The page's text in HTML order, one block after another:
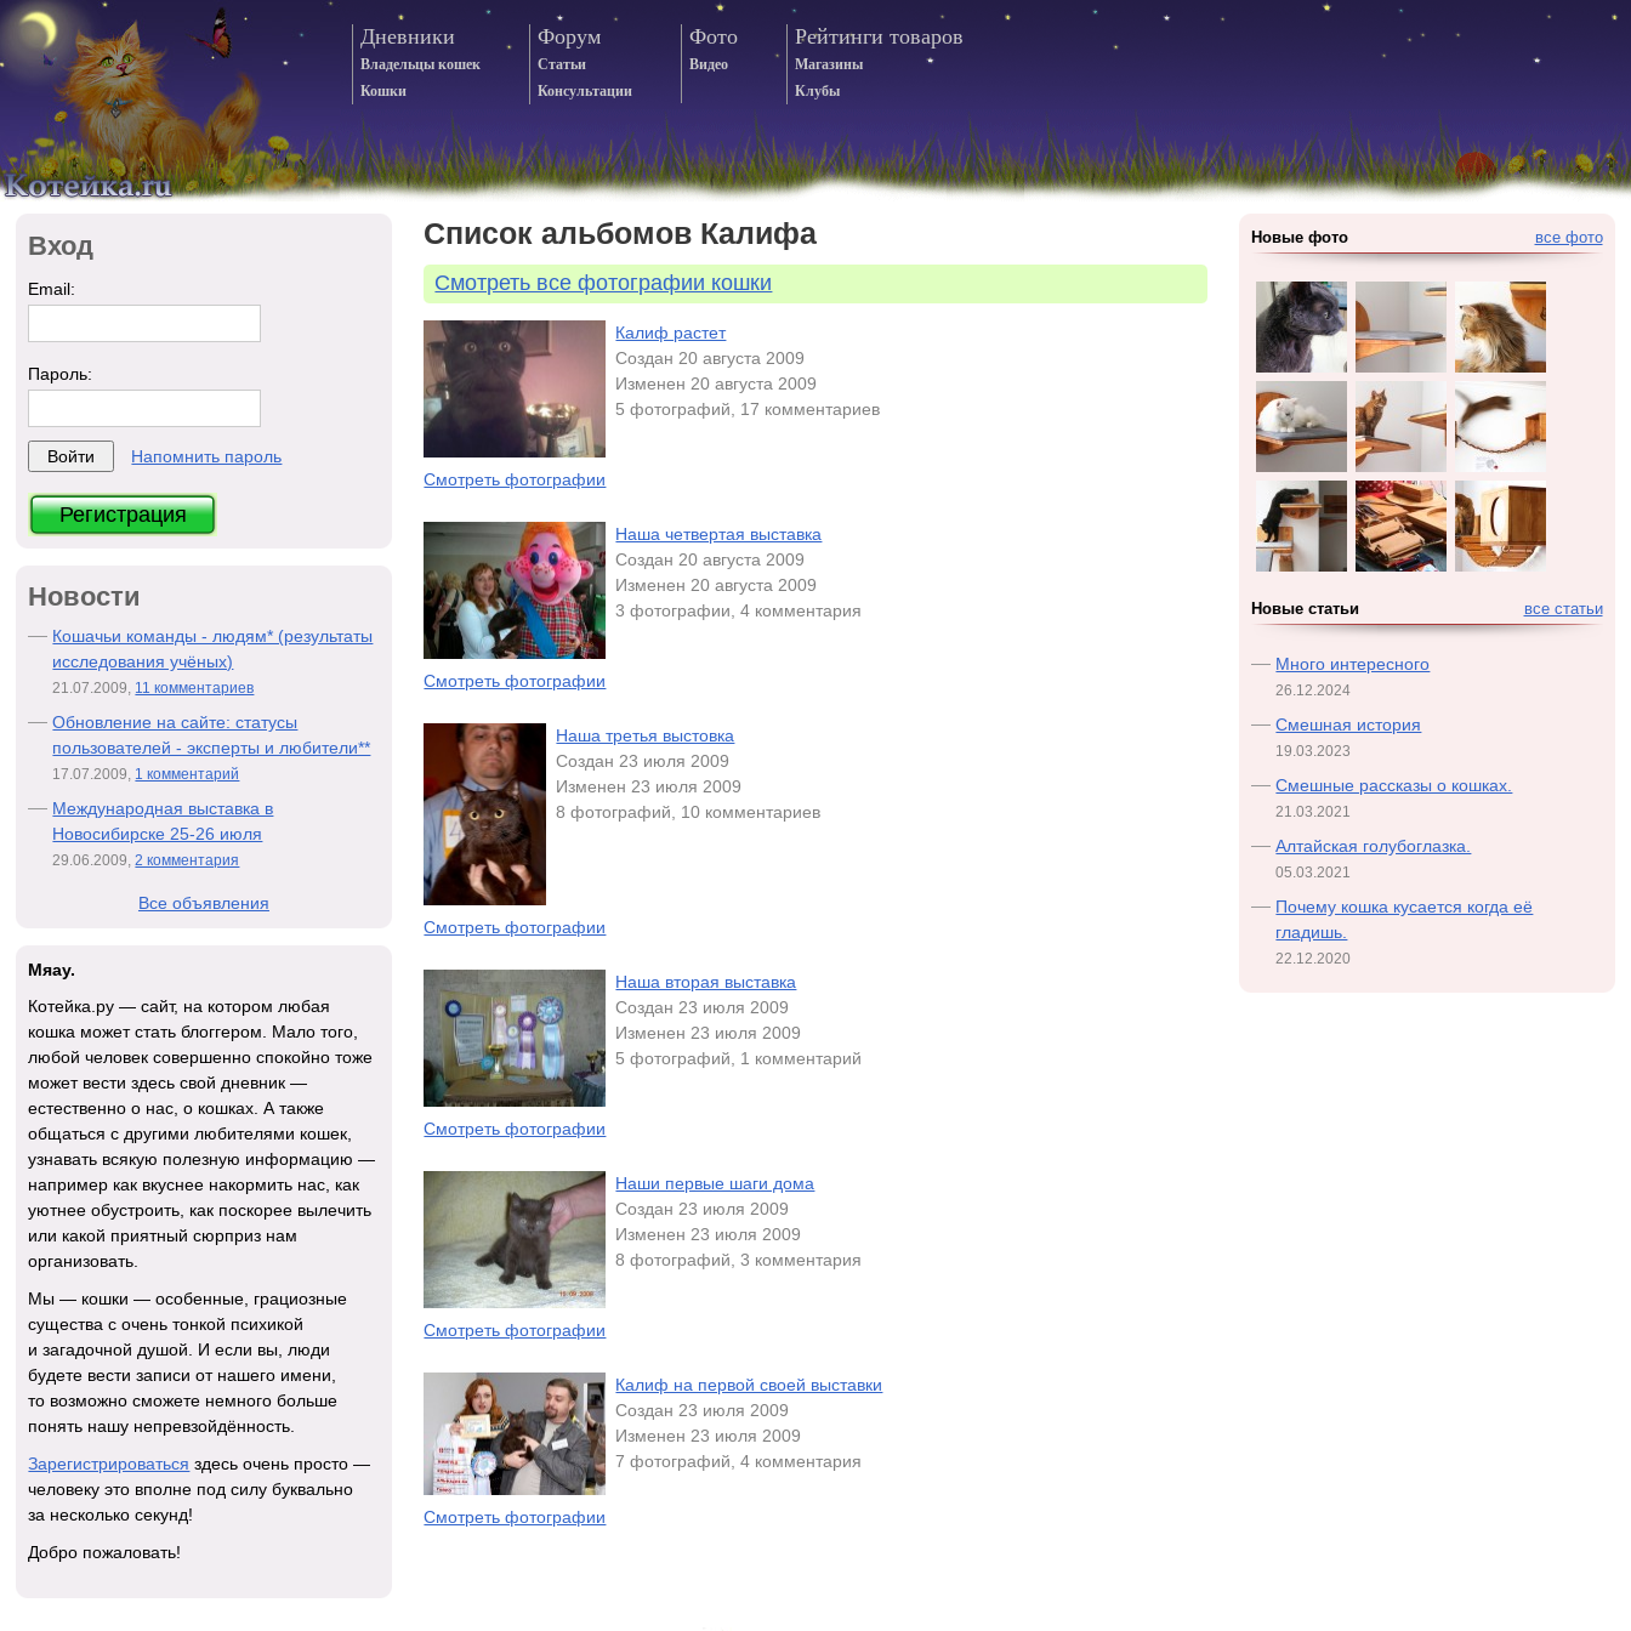
Дневники
Владельцы кошек
Кошки
Форум
Статьи
Консультации
Фото
Видео
Рейтинги товаров
Магазины
Клубы
Список альбомов Калифа
Смотреть все фотографии кошки
Калиф растет
Создан 20 августа 2009
Изменен 20 августа 2009
5 фотографий, 17 комментариев
Смотреть фотографии
Наша четвертая выставка
Создан 20 августа 2009
Изменен 20 августа 2009
3 фотографии, 4 комментария
Смотреть фотографии
Наша третья выстовка
Создан 23 июля 2009
Изменен 23 июля 2009
8 фотографий, 10 комментариев
Смотреть фотографии
Наша вторая выставка
Создан 23 июля 2009
Изменен 23 июля 2009
5 фотографий, 1 комментарий
Смотреть фотографии
Наши первые шаги дома
Создан 23 июля 2009
Изменен 23 июля 2009
8 фотографий, 3 комментария
Смотреть фотографии
Калиф на первой своей выставки
Создан 23 июля 2009
Изменен 23 июля 2009
7 фотографий, 4 комментария
Смотреть фотографии
Вход
Email:
Пароль:
Напомнить пароль
Регистрация
Новости
Кошачьи команды - людям* (результаты
исследования учёных)
21.07.2009, 11 комментариев
Обновление на сайте: статусы
пользователей - эксперты и любители**
17.07.2009, 1 комментарий
Международная выставка в
Новосибирске 25-26 июля
29.06.2009,2 комментария
Все объявления
Мяау.
Котейка.ру — сайт, на котором любая
кошка может стать блоггером. Мало того,
любой человек совершенно спокойно тоже
может вести здесь свой дневник —
естественно о нас, о кошках. А также
общаться с другими любителями кошек,
узнавать всякую полезную информацию —
например как вкуснее накормить нас, как
уютнее обустроить, как поскорее вылечить
или какой приятный сюрприз нам
организовать.
Мы — кошки — особенные, грациозные
существа с очень тонкой психикой
и загадочной душой. И если вы, люди
будете вести записи от нашего имени,
то возможно сможете немного больше
понять нашу непревзойдённость.
Зарегистрироваться здесь очень просто —
человеку это вполне под силу буквально
за несколько секунд!
Добро пожаловать!
все фото
Новые фото
все статьи
Новые статьи
Много интересного
26.12.2024
Смешная история
19.03.2023
Смешные рассказы о кошках.
21.03.2021
Алтайская голубоглазка.
05.03.2021
Почему кошка кусается когда её
гладишь.
22.12.2020